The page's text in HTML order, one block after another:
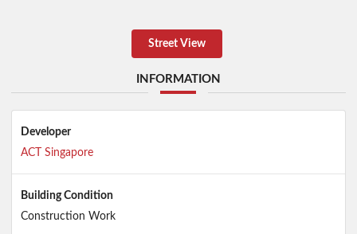
Street View
INFORMATION
Developer
ACT Singapore
Building Condition
Construction Work